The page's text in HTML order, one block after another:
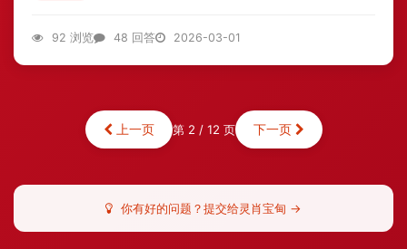
92 浏览 48 回答 2026-03-01
上一页 第 2 / 12 页 下一页
你有好的问题？提交给灵肖宝甸 →